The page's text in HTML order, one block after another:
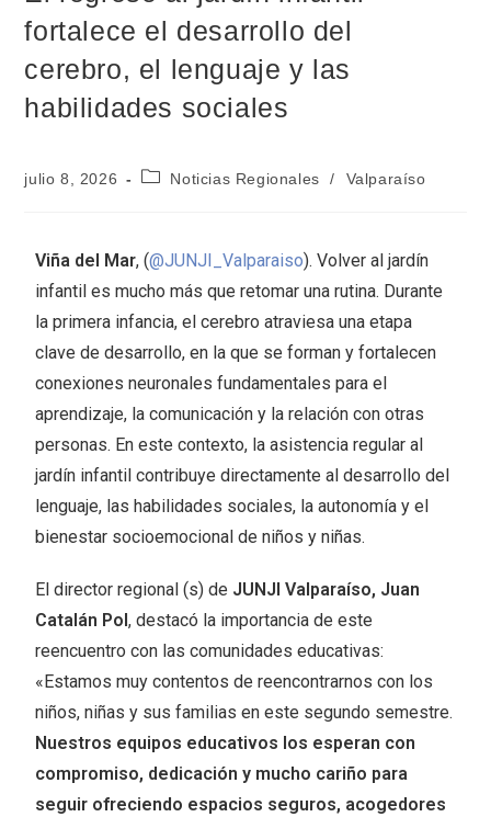
fortalece el desarrollo del
cerebro, el lenguaje y las
habilidades sociales
julio 8, 2026 Noticias Regionales / Valparaíso
Viña del Mar, (@JUNJI_Valparaiso). Volver al jardín
infantil es mucho más que retomar una rutina. Durante
la primera infancia, el cerebro atraviesa una etapa
clave de desarrollo, en la que se forman y fortalecen
conexiones neuronales fundamentales para el
aprendizaje, la comunicación y la relación con otras
personas. En este contexto, la asistencia regular al
jardín infantil contribuye directamente al desarrollo del
lenguaje, las habilidades sociales, la autonomía y el
bienestar socioemocional de niños y niñas.
El director regional (s) de JUNJI Valparaíso, Juan
Catalán Pol, destacó la importancia de este
reencuentro con las comunidades educativas:
«Estamos muy contentos de reencontrarnos con los
niños, niñas y sus familias en este segundo semestre.
Nuestros equipos educativos los esperan con
compromiso, dedicación y mucho cariño para
seguir ofreciendo espacios seguros, acogedores